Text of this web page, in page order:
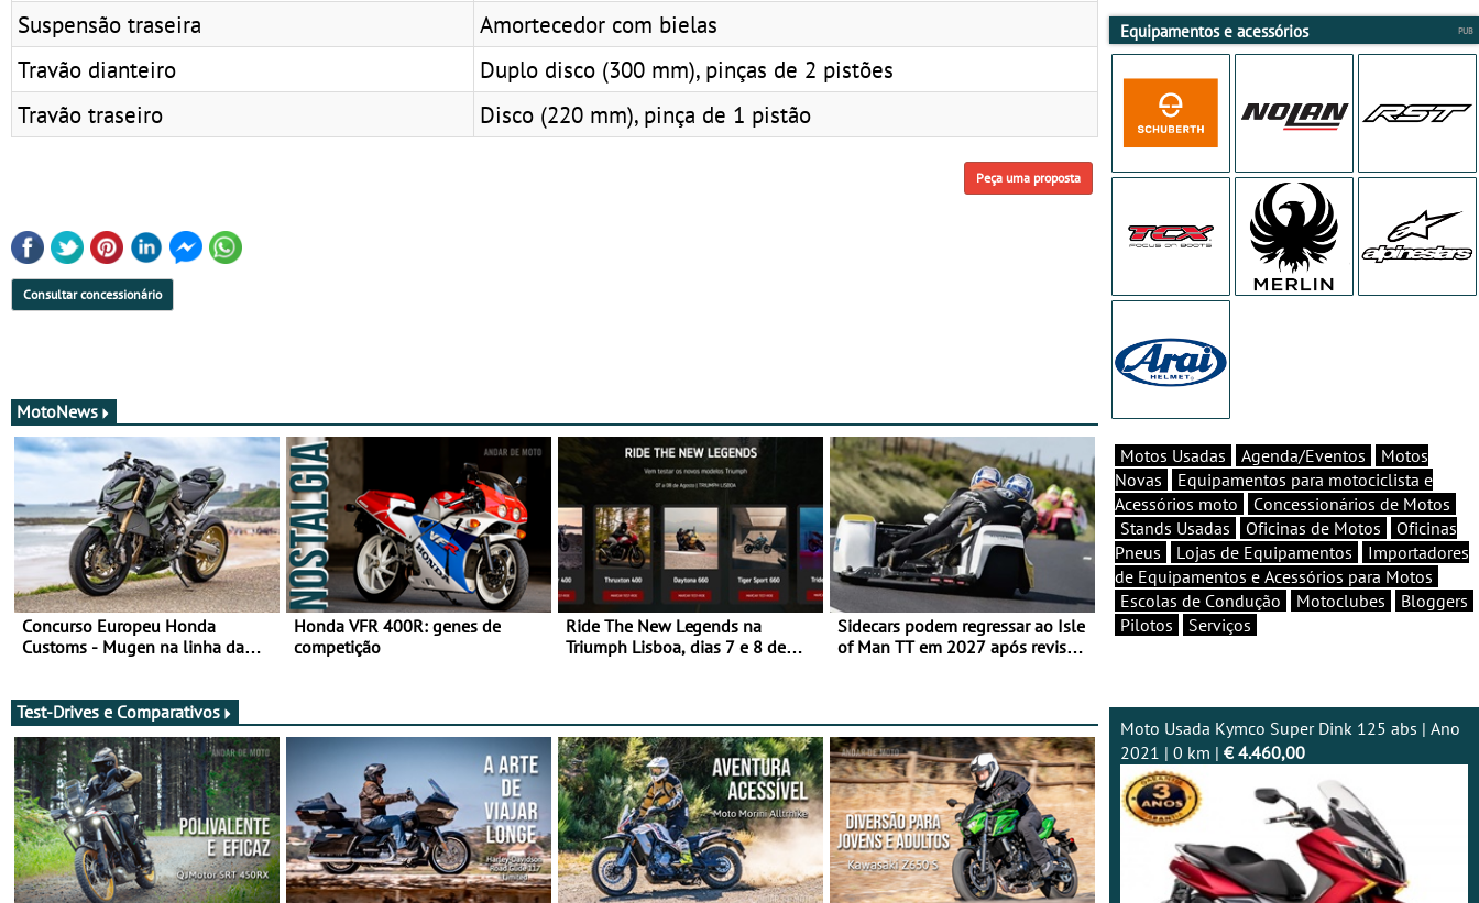
Suspensão traseira
Amortecedor com bielas
Travão dianteiro
Duplo disco (300 mm), pinças de 2 pistões
Travão traseiro
Disco (220 mm), pinça de 1 pistão
Peça uma proposta
Consultar concessionário
MotoNews
Concurso Europeu Honda
Customs - Mugen na linha da
Honda VFR 400R: genes de
competição
Ride The New Legends na
Triumph Lisboa, dias 7 e 8 de
Sidecars podem regressar ao Isle
of Man TT em 2027 após revisão
Test-Drives e Comparativos
Equipamentos e acessórios
Motos Usadas Agenda/Eventos
Motos
Novas
Equipamentos para motociclista e
Acessórios moto
Concessionários de Motos
Stands Usadas
Oficinas de Motos
Oficinas
Pneus
Lojas de Equipamentos
Importadores
de Equipamentos e Acessórios para Motos
Escolas de Condução
Motoclubes
Bloggers
Pilotos
Serviços
Moto Usada Kymco Super Dink 125 abs | Ano
2021 | 0 km | € 4.460,00